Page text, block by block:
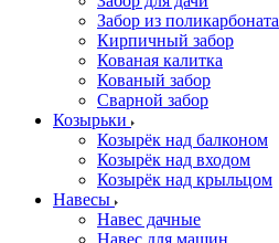
Забор из поликарбоната
Кирпичный забор
Кованая калитка
Кованый забор
Сварной забор
Козырьки
Козырёк над балконом
Козырёк над входом
Козырёк над крыльцом
Навесы
Навес дачные
Навес для машин